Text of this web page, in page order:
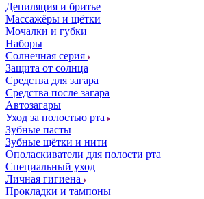
Депиляция и бритье
Массажёры и щётки
Мочалки и губки
Наборы
Солнечная серия
Защита от солнца
Средства для загара
Средства после загара
Автозагары
Уход за полостью рта
Зубные пасты
Зубные щётки и нити
Ополаскиватели для полости рта
Специальный уход
Личная гигиена
Прокладки и тампоны